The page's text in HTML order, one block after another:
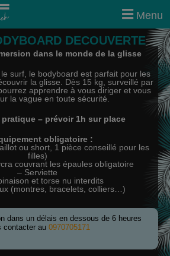
Menu
DECOUVERTE
dans le monde de la glisse
surf, le bodyboard est parfait pour les
la glisse. Dès 15 kg, surveillé par
apprendre à vous diriger et vous
la vague en toute sécurité.
pratique – prévoir 1h sur place
obligatoire :
ou short, 1 pièce conseillé pour les
filles)
couvrant les épaules obligatoire
– Serviette
et torse nu interdits
(montres, bracelets, colliers…)
dans un délais en dessous de 6 heures
contacter au 0970705171